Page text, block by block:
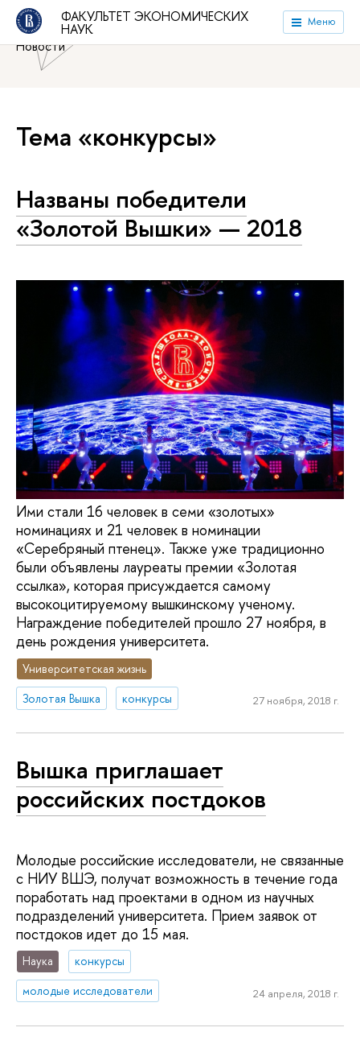
ФАКУЛЬТЕТ ЭКОНОМИЧЕСКИХ
НАУК Меню
Национальный исследовательский университет «Высшая
школа экономики»
Факультет экономических наук
Новости
Тема «конкурсы»
Названы победители
«Золотой Вышки» — 2018
Ими стали 16 человек в семи «золотых»
номинациях и 21 человек в номинации
«Серебряный птенец». Также уже традиционно
были объявлены лауреаты премии «Золотая
ссылка», которая присуждается самому
высокоцитируемому вышкинскому ученому.
Награждение победителей прошло 27 ноября, в
день рождения университета.
Университетская жизнь
Золотая Вышка
конкурсы 27 ноября, 2018 г.
Вышка приглашает
российских постдоков
Молодые российские исследователи, не связанные
с НИУ ВШЭ, получат возможность в течение года
поработать над проектами в одном из научных
подразделений университета. Прием заявок от
постдоков идет до 15 мая.
Наука
конкурсы
молодые исследователи
24 апреля, 2018 г.